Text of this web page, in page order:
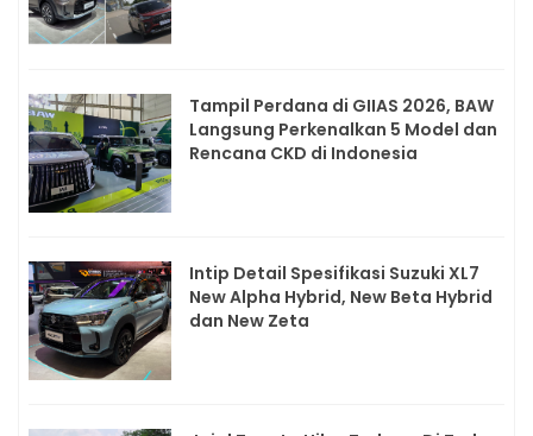
Tampil Perdana di GIIAS 2026, BAW
Langsung Perkenalkan 5 Model dan
Rencana CKD di Indonesia
Intip Detail Spesifikasi Suzuki XL7
New Alpha Hybrid, New Beta Hybrid
dan New Zeta